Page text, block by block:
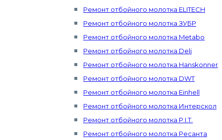
Ремонт отбойного молотка ELITECH
Ремонт отбойного молотка ЗУБР
Ремонт отбойного молотка Metabo
Ремонт отбойного молотка Deli
Ремонт отбойного молотка Hanskonner
Ремонт отбойного молотка DWT
Ремонт отбойного молотка Einhell
Ремонт отбойного молотка Интерскол
Ремонт отбойного молотка P.I.T.
Ремонт отбойного молотка Ресанта